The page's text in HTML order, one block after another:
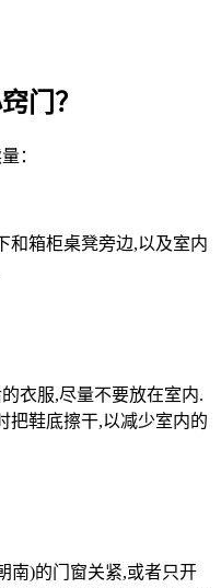
门？
：
和箱柜桌凳旁边,以及室内
衣服,尽量不要放在室内.
把鞋底擦干,以减少室内的
南)的门窗关紧,或者只开